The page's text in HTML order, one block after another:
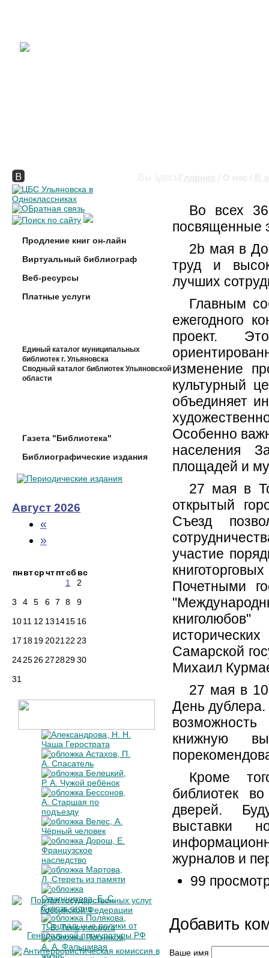
Вы здесь Главная / О нас / В
Продление книг он-лайн
Виртуальный библиограф
Веб-ресурсы
Платные услуги
Единый каталог муниципальных
библиотек г. Ульяновска
Сводный каталог библиотек Ульяновской
области
Газета "Библиотека"
Библиографические издания
Август 2026
«
»
пнвтсрчтптсб вс
1
2
3
4 5 6 7 8
9
1011 12 131415 16
17 1819202122 23
24252627282930
31
Во всех 36
посвященные
2b мая в
труд и
лучших
Главным
ежегодного
проект.
изменение
культурный
объединяет
Особенно
населения
площадей и
27 мая в
открытый
Съезд
участие
Почетными
Самарской
Михаил
27 мая в 10
День дублера.
книжную
Кроме
библиотек
дверей.
выставки
журналов и
99
Добавить
Ваше имя